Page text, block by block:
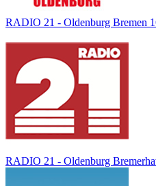
RADIO 21 - Oldenburg Bremen
RADIO 21 - Oldenburg